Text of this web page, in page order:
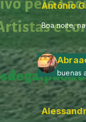
Antônio
Boa noite,
buenas